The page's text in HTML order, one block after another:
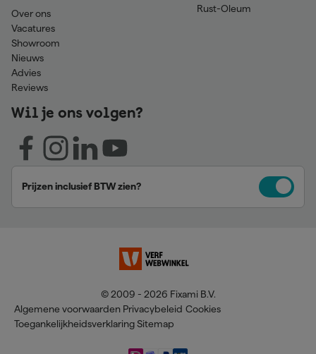
Over ons
Vacatures
Showroom
Nieuws
Advies
Reviews
Rust-Oleum
Wil je ons volgen?
Prijzen inclusief BTW zien?
© 2009 - 2026 Fixami B.V.
Algemene voorwaarden Privacybeleid Cookies
Toegankelijkheidsverklaring Sitemap